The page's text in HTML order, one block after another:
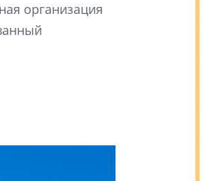
организация
Центробанк: квартиры в домах
2020-2026 годов постройки на